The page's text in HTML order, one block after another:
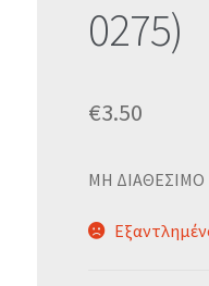
0275)
€3.50
MΗ ΔΙΑΘΕΣΙΜΟ